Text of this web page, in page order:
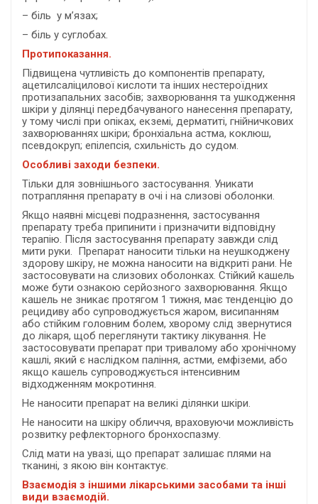
– біль у м’язах;
– біль у суглобах.
Протипоказання.
Підвищена чутливість до компонентів препарату,
ацетилсаліцилової кислоти та інших нестероїдних
протизапальних засобів; захворювання та ушкодження
шкіри у ділянці передбачуваного нанесення препарату,
у тому числі при опіках, екземі, дерматиті, гнійничкових
захворюваннях шкіри; бронхіальна астма, коклюш,
псевдокруп; епілепсія, схильність до судом.
Особливі заходи безпеки.
Тільки для зовнішнього застосування. Уникати
потрапляння препарату в очі і на слизові оболонки.
Якщо наявні місцеві подразнення, застосування
препарату треба припинити і призначити відповідну
терапію. Після застосування препарату завжди слід
мити руки. Препарат наносити тільки на неушкоджену
здорову шкіру, не можна наносити на відкриті рани. Не
застосовувати на слизових оболонках. Стійкий кашель
може бути ознакою серйозного захворювання. Якщо
кашель не зникає протягом 1 тижня, має тенденцію до
рецидиву або супроводжується жаром, висипанням
або стійким головним болем, хворому слід звернутися
до лікаря, щоб переглянути тактику лікування. Не
застосовувати препарат при тривалому або хронічному
кашлі, який є наслідком паління, астми, емфіземи, або
якщо кашель супроводжується інтенсивним
відходженням мокротиння.
Не наносити препарат на великі ділянки шкіри.
Не наносити на шкіру обличчя, враховуючи можливість
розвитку рефлекторного бронхоспазму.
Слід мати на увазі, що препарат залишає плями на
тканині, з якою він контактує.
Взаємодія з іншими лікарськими засобами та інші
види взаємодій.